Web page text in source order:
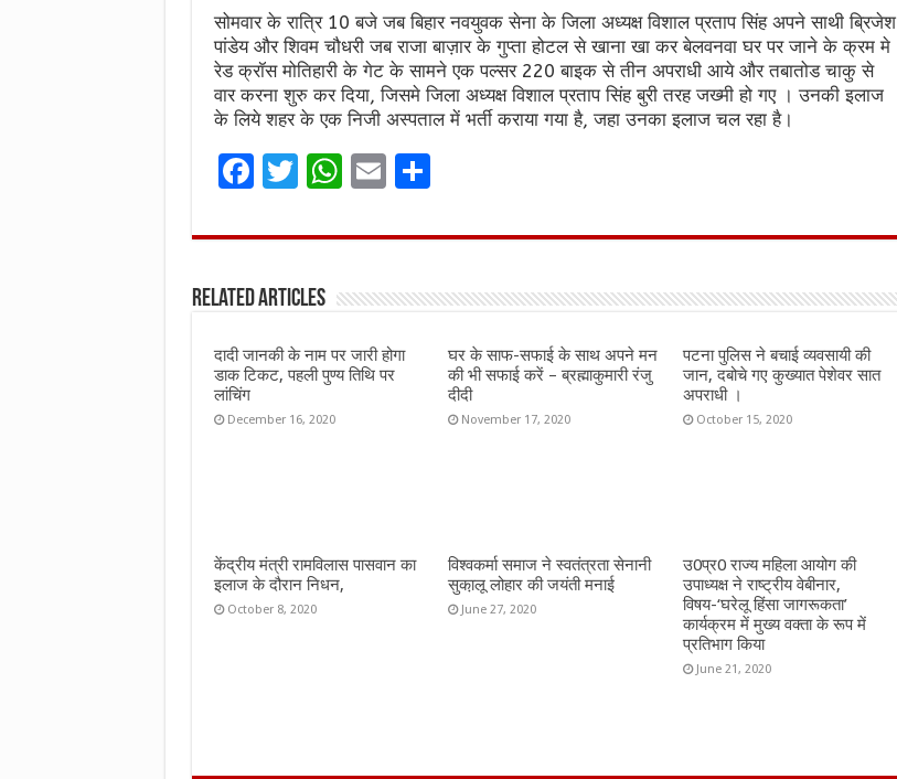
सोमवार के रात्रि 10 बजे जब बिहार नवयुवक सेना के जिला अध्यक्ष विशाल प्रताप सिंह अपने साथी ब्रिजेश
पांडेय और शिवम चौधरी जब राजा बाज़ार के गुप्ता होटल से खाना खा कर बेलवनवा घर पर जाने के क्रम मे
रेड क्रॉस मोतिहारी के गेट के सामने एक पल्सर 220 बाइक से तीन अपराधी आये और तबातोड चाकु से
वार करना शुरु कर दिया, जिसमे जिला अध्यक्ष विशाल प्रताप सिंह बुरी तरह जख्मी हो गए । उनकी इलाज
के लिये शहर के एक निजी अस्पताल में भर्ती कराया गया है, जहा उनका इलाज चल रहा है।
F
ce
o
o
k
T
it
r
W
at
A
p
p
E
ai
S
ar
Related Articles
दादी जानकी के नाम पर जारी होगा
डाक टिकट, पहली पुण्य तिथि पर
लांचिंग
December 16, 2020
घर के साफ-सफाई के साथ अपने मन
की भी सफाई करें – ब्रह्माकुमारी रंजु
दीदी
November 17, 2020
पटना पुलिस ने बचाई व्यवसायी की
जान, दबोचे गए कुख्यात पेशेवर सात
अपराधी ।
October 15, 2020
केंद्रीय मंत्री रामविलास पासवान का
इलाज के दौरान निधन,
October 8, 2020
विश्वकर्मा समाज ने स्वतंत्रता सेनानी
सुका़लू लोहार की जयंती मनाई
June 27, 2020
उ0प्र0 राज्य महिला आयोग की
उपाध्यक्ष ने राष्ट्रीय वेबीनार,
विषय-‘घरेलू हिंसा जागरूकता’
कार्यक्रम में मुख्य वक्ता के रूप में
प्रतिभाग किया
June 21, 2020